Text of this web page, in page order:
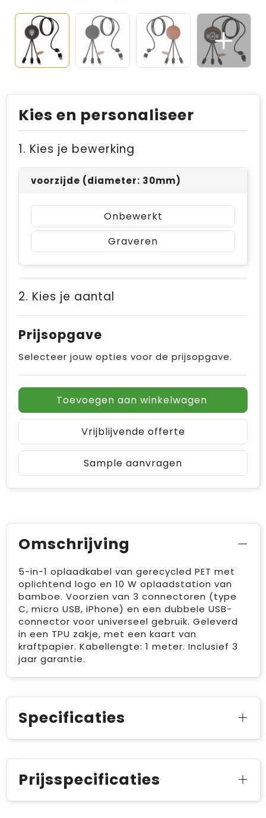
Kies en personaliseer
1. Kies je bewerking
voorzijde (diameter: 30mm)
Onbewerkt
Graveren
2. Kies je aantal
Prijsopgave
Selecteer jouw opties voor de prijsopgave.
Toevoegen aan winkelwagen
Vrijblijvende offerte
Sample aanvragen
Omschrijving
5-in-1 oplaadkabel van gerecycled PET met
oplichtend logo en 10 W oplaadstation van
bamboe. Voorzien van 3 connectoren (type
C, micro USB, iPhone) en een dubbele USB-
connector voor universeel gebruik. Geleverd
in een TPU zakje, met een kaart van
kraftpapier. Kabellengte: 1 meter. Inclusief 3
jaar garantie.
Specificaties
Prijsspecificaties